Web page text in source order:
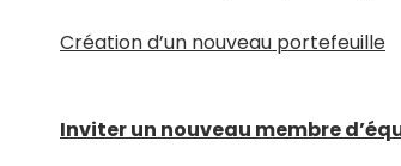
Création d’un nouveau portefeuille
Inviter un nouveau membre